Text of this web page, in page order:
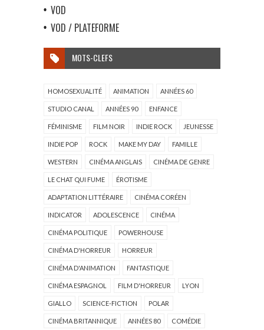
VOD
VOD / PLATEFORME
MOTS-CLEFS
HOMOSEXUALITÉ ANIMATION ANNÉES 60
STUDIO CANAL ANNÉES 90 ENFANCE
FÉMINISME FILM NOIR INDIE ROCK JEUNESSE
INDIE POP ROCK MAKE MY DAY FAMILLE
WESTERN CINÉMA ANGLAIS CINÉMA DE GENRE
LE CHAT QUI FUME ÉROTISME
ADAPTATION LITTÉRAIRE CINÉMA CORÉEN
INDICATOR ADOLESCENCE CINÉMA
CINÉMA POLITIQUE POWERHOUSE
CINÉMA D'HORREUR HORREUR
CINÉMA D'ANIMATION FANTASTIQUE
CINÉMA ESPAGNOL FILM D'HORREUR LYON
GIALLO SCIENCE-FICTION POLAR
CINÉMA BRITANNIQUE ANNÉES 80 COMÉDIE